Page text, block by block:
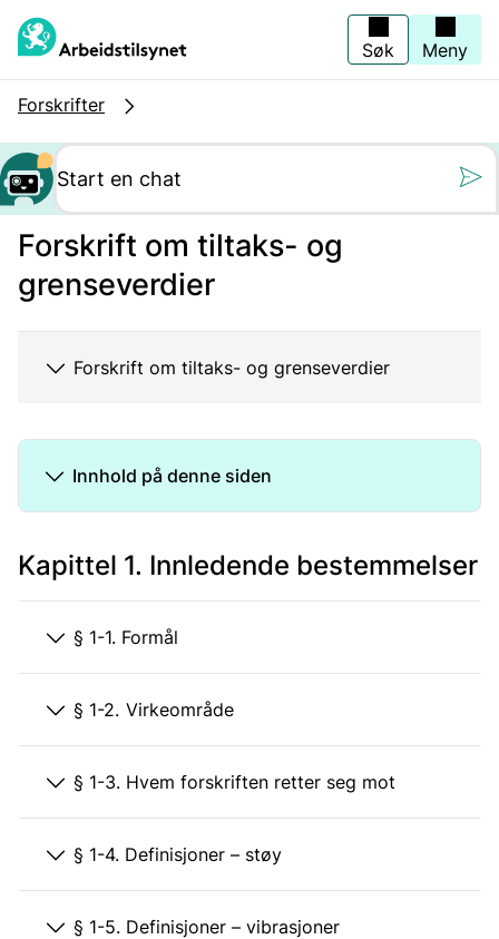
hovedinnhold
Søk Meny
Forskrifter
Forskrift om tiltaks- og
grenseverdier
Forskrift om tiltaks- og grenseverdier
Innhold på denne siden
Kapittel 1. Innledende bestemmelser
§ 1-1. Formål
§ 1-2. Virkeområde
§ 1-3. Hvem forskriften retter seg mot
§ 1-4. Definisjoner – støy
§ 1-5. Definisjoner – vibrasjoner